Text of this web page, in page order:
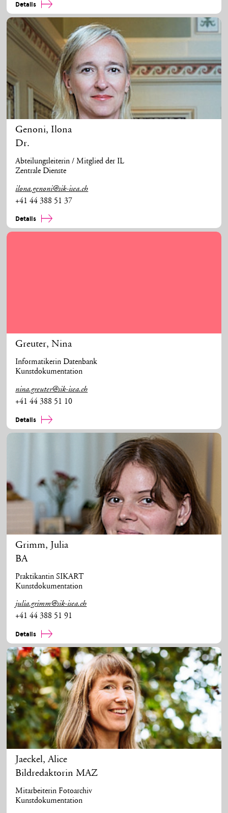
Details
Genoni,Ilona
Dr.
Abteilungsleiterin / Mitglied der IL
Zentrale Dienste
ilona.genoni@sik-isea.ch
+41 44 388 51 37
Details
Greuter,Nina
Informatikerin Datenbank
Kunstdokumentation
nina.greuter@sik-isea.ch
+41 44 388 51 10
Details
Grimm, Julia
BA
Praktikantin SIKART
Kunstdokumentation
julia.grimm@sik-isea.ch
+41 44 388 51 91
Details
Jaeckel,Alice
Bildredaktorin MAZ
Mitarbeiterin Fotoarchiv
Kunstdokumentation